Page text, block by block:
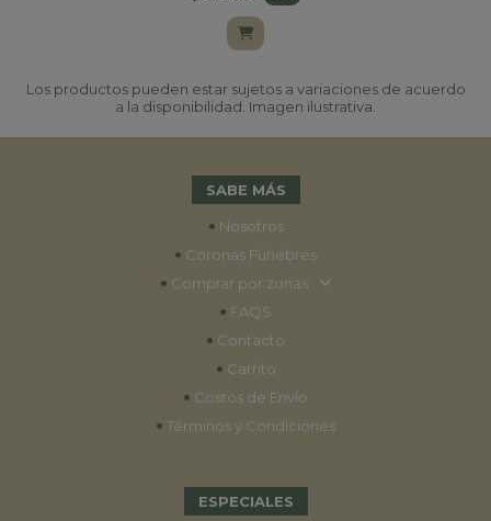
Los productos pueden estar sujetos a variaciones de acuerdo
a la disponibilidad. Imagen ilustrativa.
SABE MÁS
• Nosotros
• Coronas Fúnebres
• Comprar por zonas
• FAQS
• Contacto
• Carrito
• Costos de Envío
• Términos y Condiciones
ESPECIALES